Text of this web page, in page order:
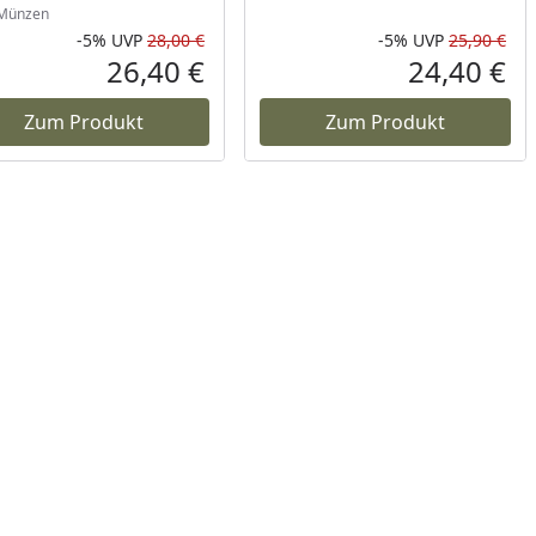
Preis Rabatt in Prozent
-5%
Ursprünglicher Preis
UVP 28,00 €
Aktueller Preis
26,40 €
Zum Produkt
-5% UVP 25,90 €
24,40 €
Zum Produkt